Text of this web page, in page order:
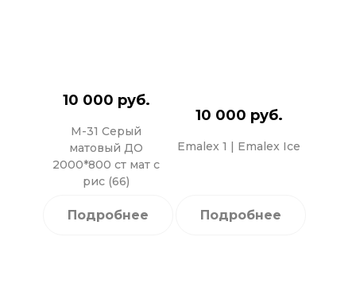
10 000 руб.
М-31 Серый
матовый ДО
2000*800 ст мат с
рис (66)
Подробнее
10 000 руб.
Emalex 1 | Emalex Ice
Подробнее